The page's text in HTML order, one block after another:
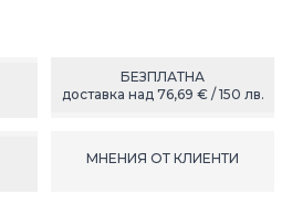
БЕЗПЛАТНА
доставка над 76,69 € / 150 лв.
МНЕНИЯ ОТ КЛИЕНТИ